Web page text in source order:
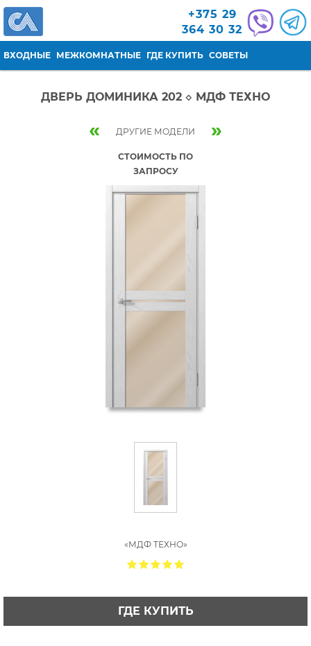
Перейти к основному содержанию+375 29
364 30 32
ВХОДНЫЕ МЕЖКОМНАТНЫЕ ГДЕ КУПИТЬ СОВЕТЫ
ДВЕРЬ ДОМИНИКА 202 ◇ МДФ ТЕХНО
« ДРУГИЕ МОДЕЛИ »
СТОИМОСТЬ ПО
ЗАПРОСУ
«МДФ ТЕХНО»
ГДЕ КУПИТЬ